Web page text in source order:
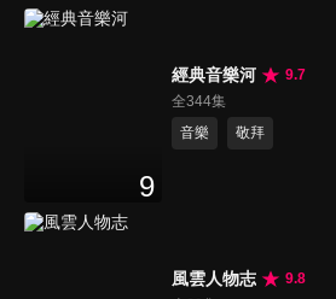
9
經典音樂河
9.7
全344集
音樂
敬拜
風雲人物志
9.8